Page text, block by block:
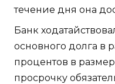
течение дня она
Банк
основного долга в
процентов в
просрочку